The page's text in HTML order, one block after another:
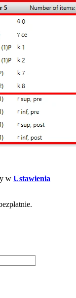
w Ustawienia